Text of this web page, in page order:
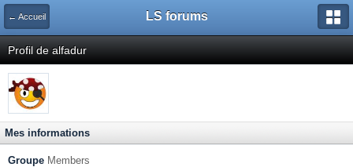
← Accueil LS forums
Profil de alfadur
Mes informations
Groupe Members